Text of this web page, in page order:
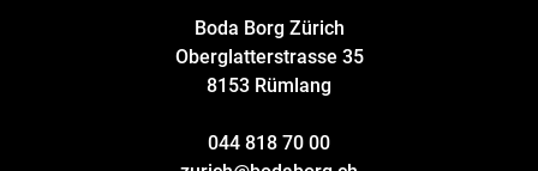
Boda Borg Zürich
Oberglatterstrasse 35
8153 Rümlang
044 818 70 00